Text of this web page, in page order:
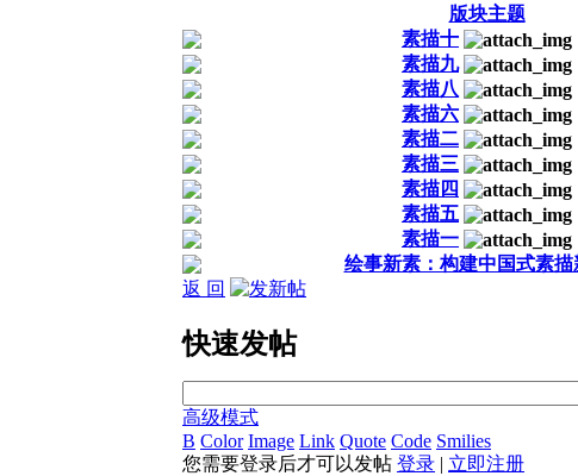
版块主题
素描十
素描九
素描八
素描六
素描二
素描三
素描四
素描五
素描一
绘事新素：构建中国式素描
返 回
快速发帖
高级模式
B Color Image Link Quote Code Smilies
您需要登录后才可以发帖 登录 | 立即注册